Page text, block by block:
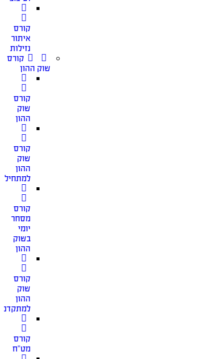
קורס
איתור
נזילות
קורס
שוק ההון
קורס
שוק
ההון
קורס
שוק
ההון
קורס
מסחר
יומי
בשוק
ההון
קורס
שוק
ההון
קורס
מט”ח